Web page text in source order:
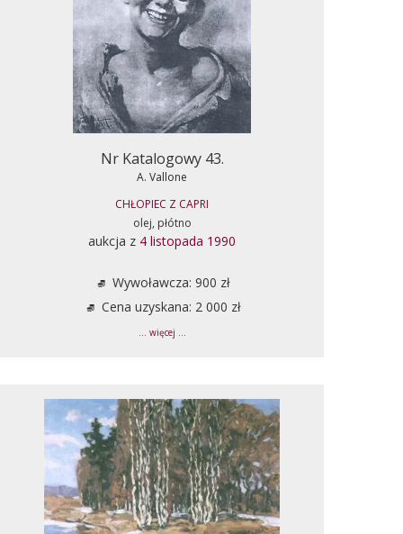
Nr Katalogowy 43.
A. Vallone
CHŁOPIEC Z CAPRI
olej, płótno
aukcja z 4 listopada 1990
Wywoławcza: 900 zł
Cena uzyskana: 2 000 zł
... więcej ...